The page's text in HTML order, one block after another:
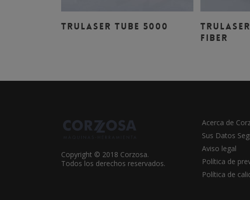
Leer Más
TRULASER TUBE 5000
FIBER
Copyright © 2018 Corzosa.
Todos los derechos reservados.
Acerca de
Sus Datos
Aviso legal
Política de
Política de